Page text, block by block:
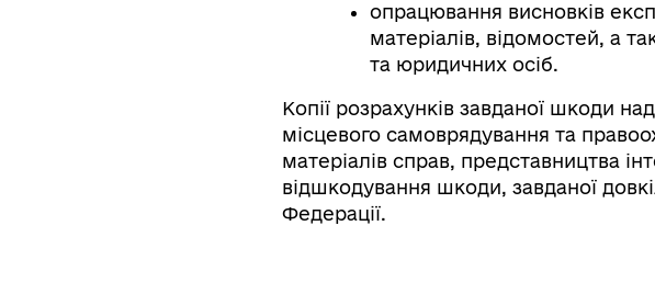
опрацювання висновків
матеріалів, відомостей, а
та юридичних осіб.
Копії розрахунків завданої шкоди
місцевого самоврядування та
матеріалів справ, представництва
відшкодування шкоди, завданої
Федерації.